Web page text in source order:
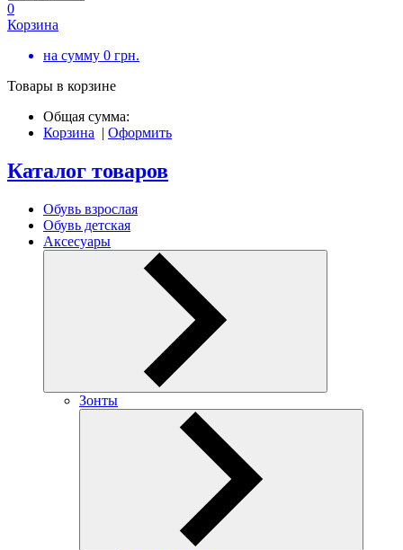
0
Корзина
на сумму 0 грн.
Товары в корзине
Общая сумма:
Корзина | Оформить
Каталог товаров
Обувь взрослая
Обувь детская
Аксесуары
Зонты